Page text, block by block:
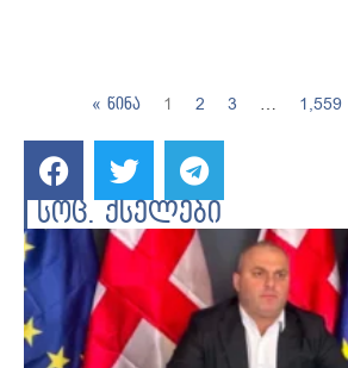
« წინა 1 2 3 … 1,559
სოც. ქსელები